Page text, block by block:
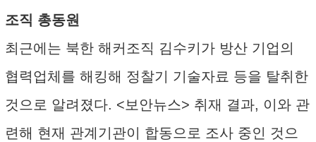
조직 총동원
최근에는 북한 해커조직 김수키가 방산 기업의
협력업체를 해킹해 정찰기 기술자료 등을 탈취한
것으로 알려졌다. <보안뉴스> 취재 결과, 이와 관
련해 현재 관계기관이 합동으로 조사 중인 것으